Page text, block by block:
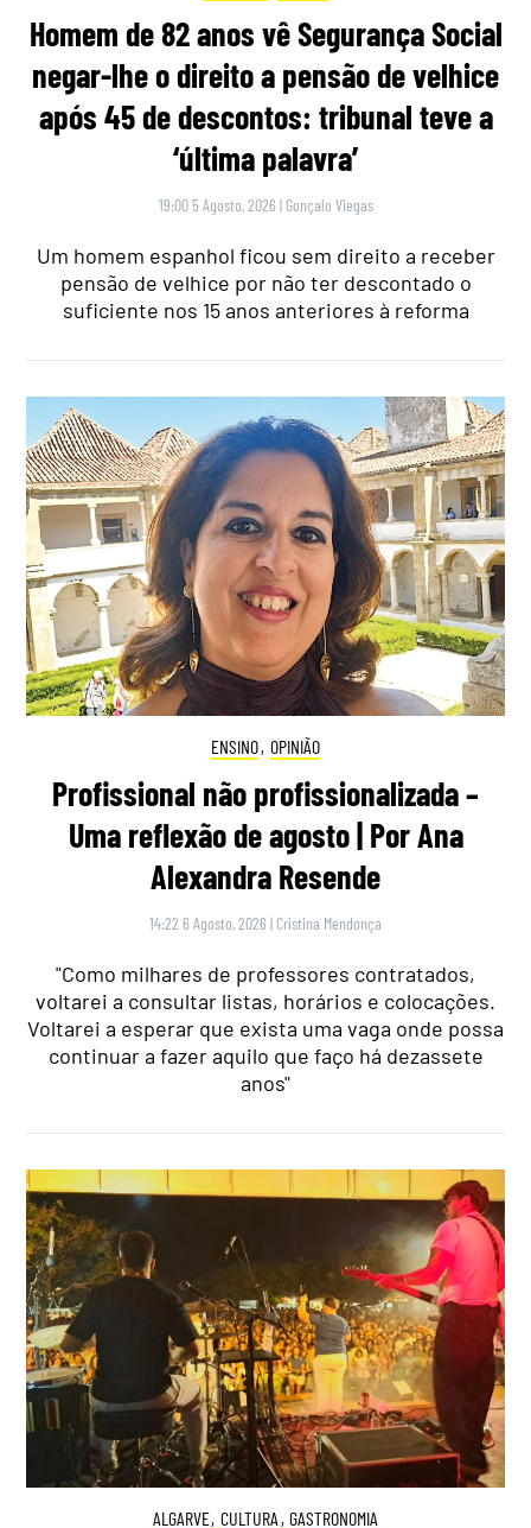
Homem de 82 anos vê Segurança Social
negar-lhe o direito a pensão de velhice
após 45 de descontos: tribunal teve a
‘última palavra’
19:00 5 Agosto, 2026 | Gonçalo Viegas
Um homem espanhol ficou sem direito a receber
pensão de velhice por não ter descontado o
suficiente nos 15 anos anteriores à reforma
ENSINO, OPINIÃO
Profissional não profissionalizada –
Uma reflexão de agosto | Por Ana
Alexandra Resende
14:22 6 Agosto, 2026 | Cristina Mendonça
"Como milhares de professores contratados,
voltarei a consultar listas, horários e colocações.
Voltarei a esperar que exista uma vaga onde possa
continuar a fazer aquilo que faço há dezassete
anos"
ALGARVE, CULTURA , GASTRONOMIA